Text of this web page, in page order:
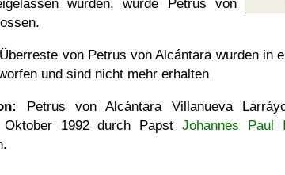
wurden, wurde Petrus von
von Petrus von Alcántara wurden in
und sind nicht mehr erhalten
Petrus von Alcántara Villanueva
1992durch PapstJohannes Paul